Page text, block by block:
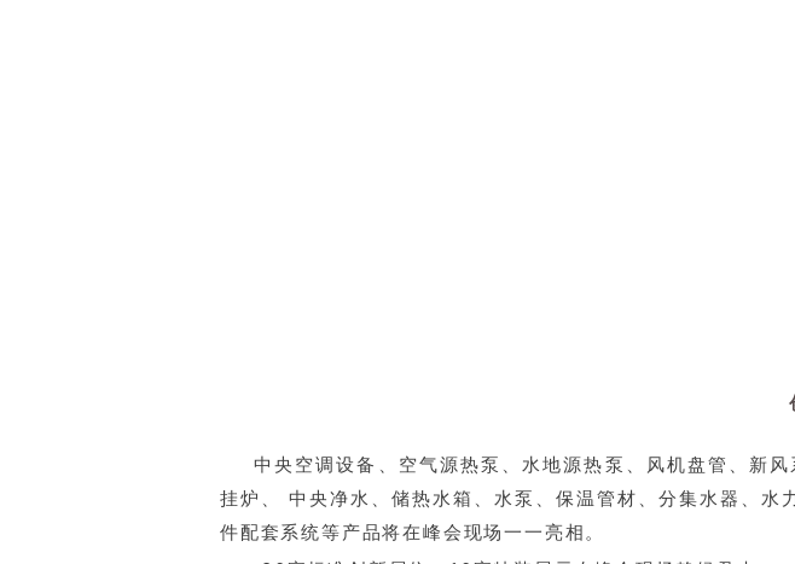
中央空调设备、空气源热泵、水地源热泵、风机盘管、新
挂炉、 中央净水、储热水箱、水泵、保温管材、分集水器、
件配套系统等产品将在峰会现场一一亮相。